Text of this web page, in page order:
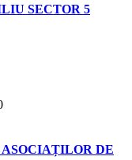
SECTOR 5
DE